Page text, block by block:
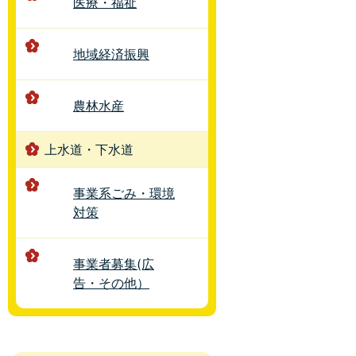
地域経済振興
農林水産
上水道・下水道
事業系ごみ・環境
対策
事業者募集(広
告・その他）